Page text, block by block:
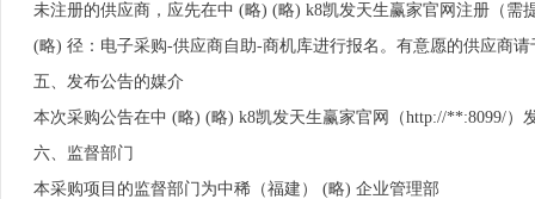
未注册的供应商，应先在中 (略) (略) k8凯发天生赢家官网注册（
(略) 径：电子采购-供应商自助-商机库进行报名。有意愿的供应商请
五、发布公告的媒介
本次采购公告在中 (略) (略) k8凯发天生赢家官网（http://**:8099/）
六、监督部门
本采购项目的监督部门为中稀（福建） (略) 企业管理部